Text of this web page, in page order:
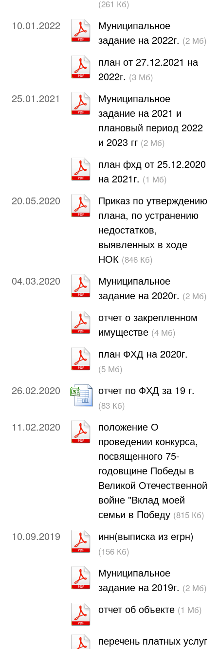
(261 Кб)
10.01.2022
Муниципальное
задание на 2022г. (2 Мб)
план от 27.12.2021 на
2022г. (3 Мб)
25.01.2021
Муниципальное
задание на 2021 и
плановый период 2022
и 2023 гг (2 Мб)
план фхд от 25.12.2020
на 2021г. (1 Мб)
20.05.2020
Приказ по утверждению
плана, по устранению
недостатков,
выявленных в ходе
НОК (846 Кб)
04.03.2020
Муниципальное
задание на 2020г. (2 Мб)
отчет о закрепленном
имуществе (4 Мб)
план ФХД на 2020г.
(5 Мб)
26.02.2020 отчет по ФХД за 19 г.
(83 Кб)
11.02.2020
положение О
проведении конкурса,
посвященного 75-
годовщине Победы в
Великой Отечественной
войне "Вклад моей
семьи в Победу (815 Кб)
10.09.2019 инн(выписка из егрн)
(156 Кб)
Муниципальное
задание на 2019г. (2 Мб)
отчет об объекте (1 Мб)
перечень платных услуг